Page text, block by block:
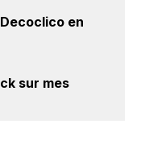
lorsque
en
promo
sur mes